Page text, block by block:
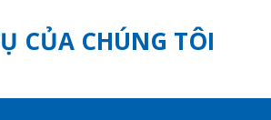
CỦA CHÚNG TÔI